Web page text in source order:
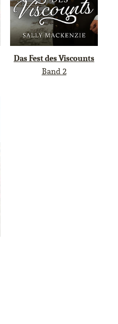
Das Fest des Viscounts
Band 2